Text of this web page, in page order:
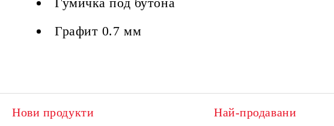
Графит 0.7 мм
Нови продукти Най-продавани